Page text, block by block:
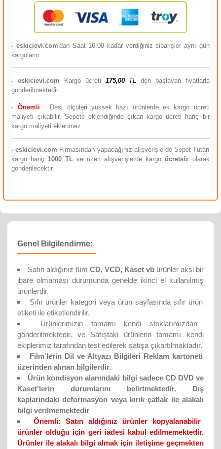
- eskicievi.com'dan Saat 16:00 kadar verdiğiniz siparişler aynı gün
kargolanır.
-eskicievi.com Kargo ücreti 175,00 TL den başlayan fiyatlarla
gönderilmektedir.
- Önemli
: Desi ölçüleri yüksek bazı ürünlerde ek kargo ücreti
maliyeti çıkabilir. Sepete eklendiğinde çıkan kargo ücreti hariç bir
kargo maliyeti eklenmez.
-eskicievi.com Firmasından yapacağınız alışverişlerde Sepet Tutarı
kargo hariç1000 TL ve üzeri alışverişlerde kargo ücretsiz olarak
gönderilecektir.
Genel Bilgilendirme:
Satın aldığınız tüm CD, VCD, Kaset vb ürünler aksi bir
ibare olmaması durumunda genelde ikinci el kullanılmış
ürünlerdir.
Sıfır ürünler kategori veya ürün sayfasında sıfır ürün
etiketi ile etiketlendirilir.
Ürünlerimizin tamamı kendi stoklarımızdan
gönderilmektedir. ve Satıştaki ürünlerin tamamı kendi
ekiplerimiz tarafından test edilerek satışa çıkartılmaktadır.
Film'lerin Dil ve Altyazı Bilgileri Reklam kartoneti
üzerinden alınan bilgilerdir.
Ürün kondisyon alanındaki bilgi sadece CD DVD ve
Kaset'lerin durumlarını belirtmektedir. Dış
kaplarındaki deformasyon veya kırık çatlak ile alakalı
bilgi verilmemektedir
Önemli:
Satın aldığınız ürünler kopyalanabilir
ürünler olduğu için geri iadesi kabul edilmemektedir.
Ürünler ile alakalı bilgi almak için iletişime geçmekten